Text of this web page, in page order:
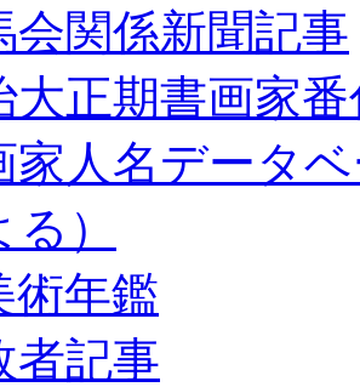
会関係新聞記事
大正期書画家
家人名データ
）
術年鑑
者記事